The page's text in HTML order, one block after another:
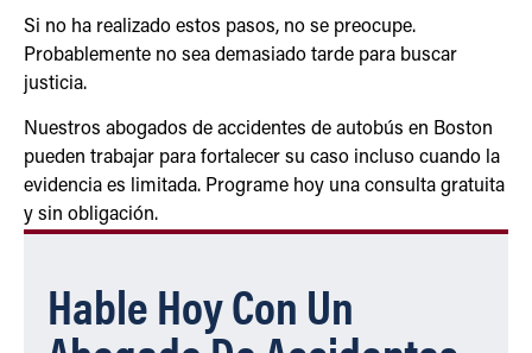
Si no ha realizado estos pasos, no se preocupe.
Probablemente no sea demasiado tarde para buscar
justicia.
Nuestros abogados de accidentes de autobús en Boston
pueden trabajar para fortalecer su caso incluso cuando la
evidencia es limitada. Programe hoy una consulta gratuita
y sin obligación.
Hable Hoy Con Un